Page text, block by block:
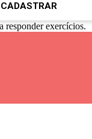
CADASTRAR
responder exercícios.